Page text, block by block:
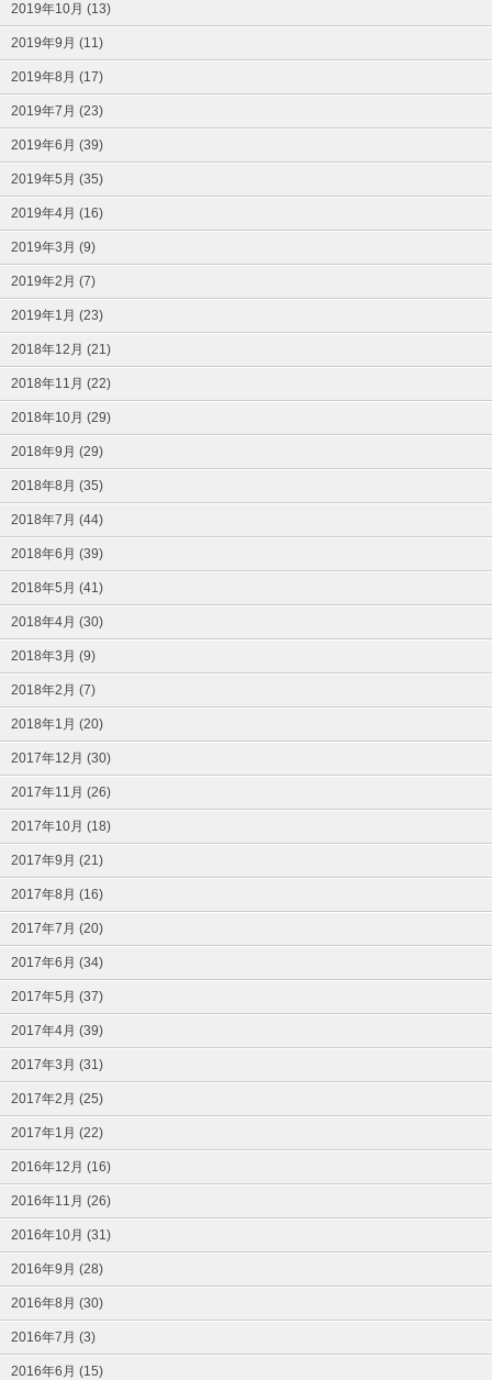
2019年10月 (13)
2019年9月 (11)
2019年8月 (17)
2019年7月 (23)
2019年6月 (39)
2019年5月 (35)
2019年4月 (16)
2019年3月 (9)
2019年2月 (7)
2019年1月 (23)
2018年12月 (21)
2018年11月 (22)
2018年10月 (29)
2018年9月 (29)
2018年8月 (35)
2018年7月 (44)
2018年6月 (39)
2018年5月 (41)
2018年4月 (30)
2018年3月 (9)
2018年2月 (7)
2018年1月 (20)
2017年12月 (30)
2017年11月 (26)
2017年10月 (18)
2017年9月 (21)
2017年8月 (16)
2017年7月 (20)
2017年6月 (34)
2017年5月 (37)
2017年4月 (39)
2017年3月 (31)
2017年2月 (25)
2017年1月 (22)
2016年12月 (16)
2016年11月 (26)
2016年10月 (31)
2016年9月 (28)
2016年8月 (30)
2016年7月 (3)
2016年6月 (15)